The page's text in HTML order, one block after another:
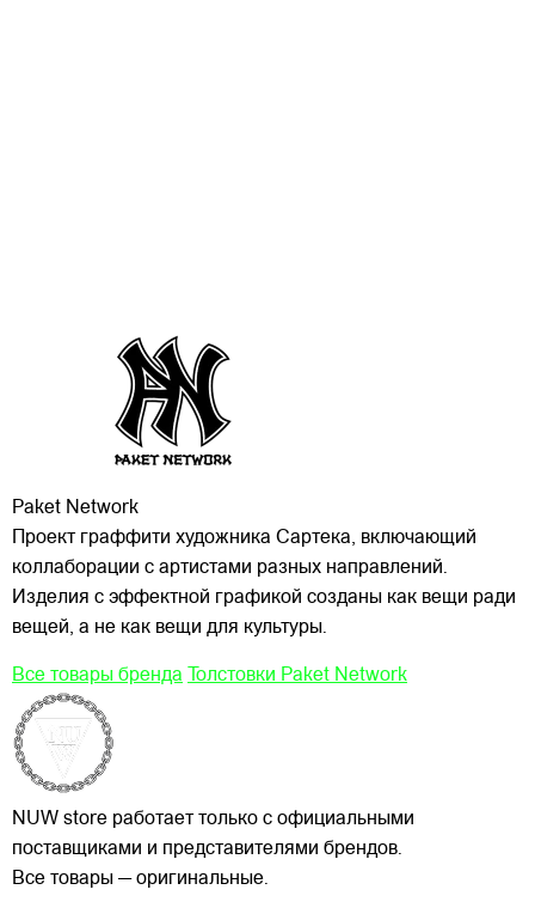
Paket Network
Проект граффити художника Сартека, включающий
коллаборации с артистами разных направлений.
Изделия с эффектной графикой созданы как вещи ради
вещей, а не как вещи для культуры.
Все товары бренда Толстовки Paket Network
NUW store работает только с официальными
поставщиками и представителями брендов.
Все товары — оригинальные.